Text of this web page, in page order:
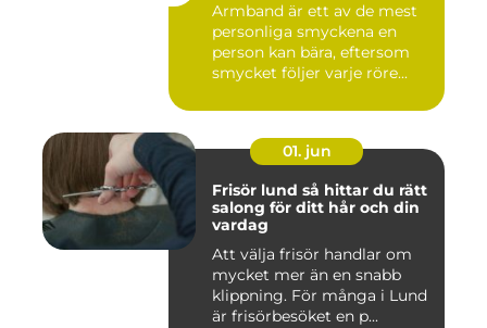
Armband är ett av de mest
personliga smyckena en
person kan bära, eftersom
smycket följer varje röre...
01. jun
Frisör lund så hittar du rätt
salong för ditt hår och din
vardag
Att välja frisör handlar om
mycket mer än en snabb
klippning. För många i Lund
är frisörbesöket en p...